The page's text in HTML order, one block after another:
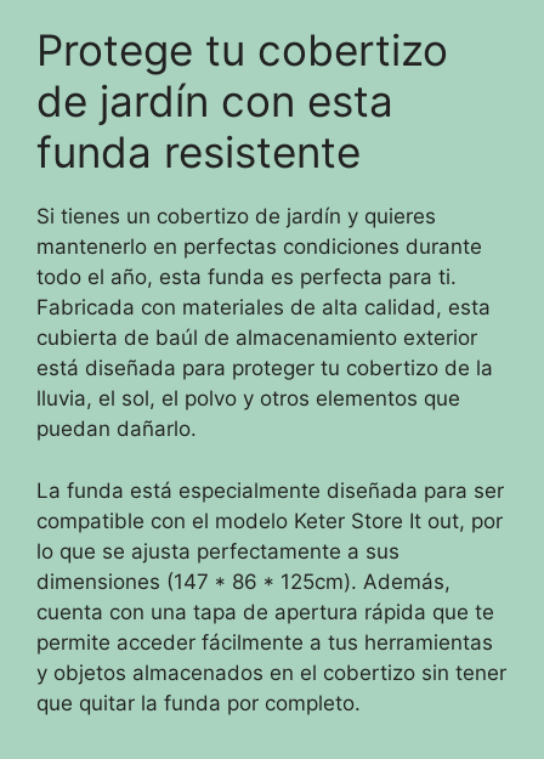
Protege tu cobertizo
de jardín con esta
funda resistente
Si tienes un cobertizo de jardín y quieres
mantenerlo en perfectas condiciones durante
todo el año, esta funda es perfecta para ti.
Fabricada con materiales de alta calidad, esta
cubierta de baúl de almacenamiento exterior
está diseñada para proteger tu cobertizo de la
lluvia, el sol, el polvo y otros elementos que
puedan dañarlo.
La funda está especialmente diseñada para ser
compatible con el modelo Keter Store It out, por
lo que se ajusta perfectamente a sus
dimensiones (147 * 86 * 125cm). Además,
cuenta con una tapa de apertura rápida que te
permite acceder fácilmente a tus herramientas
y objetos almacenados en el cobertizo sin tener
que quitar la funda por completo.